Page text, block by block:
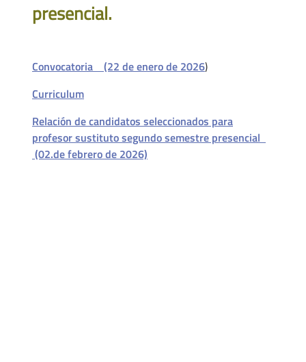
presencial.
Convocatoria (22 de enero de 2026)
Curriculum
Relación de candidatos seleccionados para
profesor sustituto segundo semestre presencial
(02.de febrero de 2026)